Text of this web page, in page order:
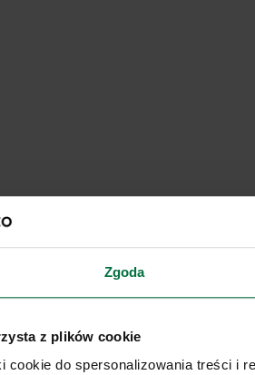
Zgoda
z plików cookie
cookie do spersonalizowania treści i